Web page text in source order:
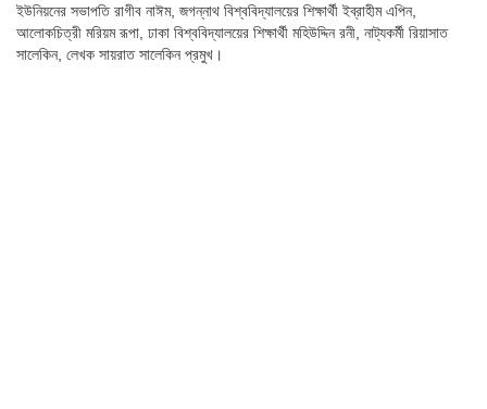
ইউনিয়নের সভাপতি রাগীব নাঈম, জগন্নাথ বিশ্ববিদ্যালয়ের শিক্ষার্থী ইব্রাহীম এপিন,
আলোকচিত্রী মরিয়ম রূপা, ঢাকা বিশ্ববিদ্যালয়ের শিক্ষার্থী মহিউদ্দিন রনী, নাট্যকর্মী রিয়াসাত
সালেকিন, লেখক সায়রাত সালেকিন প্রমুখ।